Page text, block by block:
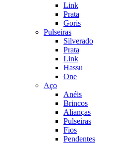
Link
Prata
Goris
Pulseiras
Silverado
Prata
Link
Hassu
One
Aço
Anéis
Brincos
Alianças
Pulseiras
Fios
Pendentes